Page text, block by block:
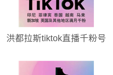
洪都拉斯tiktok直播千粉号